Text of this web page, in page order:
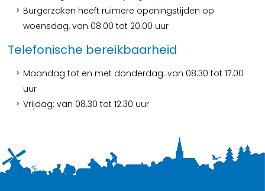
Burgerzaken heeft ruimere openingstijden op
woensdag, van 08.00 tot 20.00 uur
Telefonische bereikbaarheid
Maandag tot en met donderdag: van 08.30 tot 17.00
uur
Vrijdag: van 08.30 tot 12.30 uur